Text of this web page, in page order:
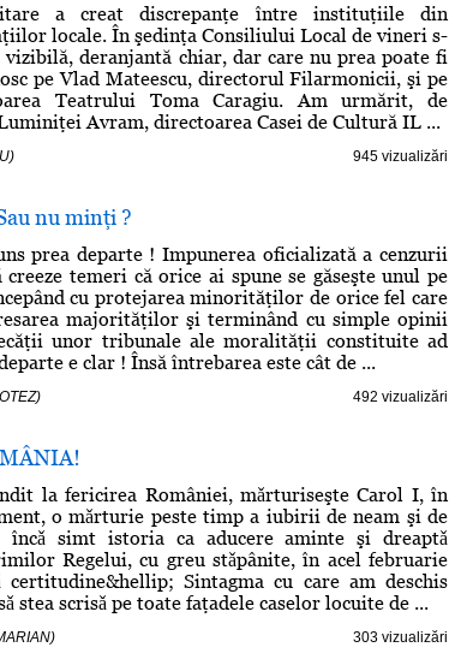
a creat discrepanţe între instituţiile din
locale. În şedinţa Consiliului Local de vineri s-
deranjantă chiar, dar care nu prea poate fi
pe Vlad Mateescu, directorul Filarmonicii, şi pe
Teatrului Toma Caragiu. Am urmărit, de
Avram, directoarea Casei de Cultură IL ...
945 vizualizări
nu minţi ?
prea departe ! Impunerea oficializată a cenzurii
temeri că orice ai spune se găseşte unul pe
cu protejarea minorităţilor de orice fel care
majorităţilor şi terminând cu simple opinii
unor tribunale ale moralităţii constituite ad
e clar ! Însă întrebarea este cât de ...
492 vizualizări
la fericirea României, mǎrturiseşte Carol I, în
o mǎrturie peste timp a iubirii de neam şi de
încǎ simt istoria ca aducere aminte şi dreaptǎ
Regelui, cu greu stǎpânite, în acel februarie
Sintagma cu care am deschis
stea scrisǎ pe toate faţadele caselor locuite de ...
303 vizualizări